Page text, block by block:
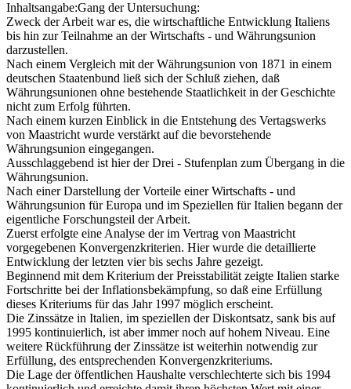
Inhaltsangabe:Gang der Untersuchung:
Zweck der Arbeit war es, die wirtschaftliche Entwicklung Italiens
bis hin zur Teilnahme an der Wirtschafts - und Währungsunion
darzustellen.
Nach einem Vergleich mit der Währungsunion von 1871 in einem
deutschen Staatenbund ließ sich der Schluß ziehen, daß
Währungsunionen ohne bestehende Staatlichkeit in der Geschichte
nicht zum Erfolg führten.
Nach einem kurzen Einblick in die Entstehung des Vertagswerks
von Maastricht wurde verstärkt auf die bevorstehende
Währungsunion eingegangen.
Ausschlaggebend ist hier der Drei - Stufenplan zum Übergang in die
Währungsunion.
Nach einer Darstellung der Vorteile einer Wirtschafts - und
Währungsunion für Europa und im Speziellen für Italien begann der
eigentliche Forschungsteil der Arbeit.
Zuerst erfolgte eine Analyse der im Vertrag von Maastricht
vorgegebenen Konvergenzkriterien. Hier wurde die detaillierte
Entwicklung der letzten vier bis sechs Jahre gezeigt.
Beginnend mit dem Kriterium der Preisstabilität zeigte Italien starke
Fortschritte bei der Inflationsbekämpfung, so daß eine Erfüllung
dieses Kriteriums für das Jahr 1997 möglich erscheint.
Die Zinssätze in Italien, im speziellen der Diskontsatz, sank bis auf
1995 kontinuierlich, ist aber immer noch auf hohem Niveau. Eine
weitere Rückführung der Zinssätze ist weiterhin notwendig zur
Erfüllung, des entsprechenden Konvergenzkriteriums.
Die Lage der öffentlichen Haushalte verschlechterte sich bis 1994